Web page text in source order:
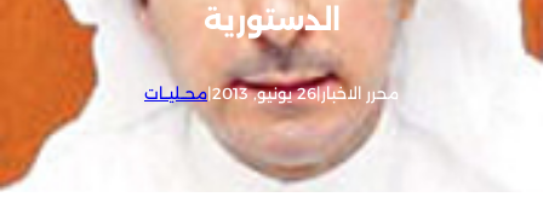
الدستورية
محرر الاخبار|26 يونيو, 2013 |محــليــات